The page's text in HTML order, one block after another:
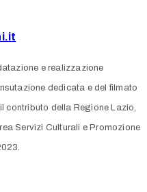
e realizzazione
dedicata e del filmato
della Regione Lazio,
Servizi Culturali e Promozione